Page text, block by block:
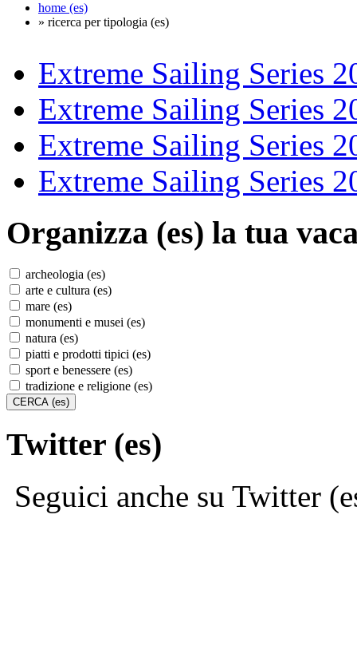
home (es)
» ricerca per tipologia (es)
Extreme Sailing Series
Extreme Sailing Series
Extreme Sailing Series
Extreme Sailing Series
Organizza (es) la tua
archeologia (es)
arte e cultura (es)
mare (es)
monumenti e musei (es)
natura (es)
piatti e prodotti tipici (es)
sport e benessere (es)
tradizione e religione (es)
Twitter (es)
Seguici anche su Twitter